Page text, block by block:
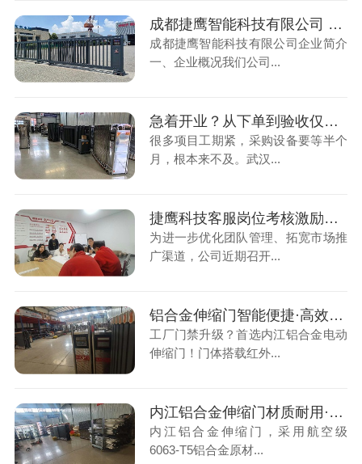
成都捷鹰智能科技有限公司 企业简介
成都捷鹰智能科技有限公司企业简介
一、企业概况我们公司...
急着开业？从下单到验收仅用3天！看电动伸缩门如何极速交付
很多项目工期紧，采购设备要等半个
月，根本来不及。武汉...
捷鹰科技客服岗位考核激励与短视频营销工作部署
为进一步优化团队管理、拓宽市场推
广渠道，公司近期召开...
铝合金伸缩门智能便捷·高效通行，支持定制！
工厂门禁升级？首选内江铝合金电动
伸缩门！门体搭载红外...
内江铝合金伸缩门材质耐用·品质保障
内江铝合金伸缩门，采用航空级
6063-T5铝合金原材...